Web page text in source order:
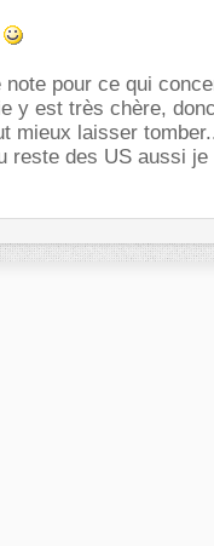
pour ce qui
y est très chère,
mieux laisser
reste des US aussi je